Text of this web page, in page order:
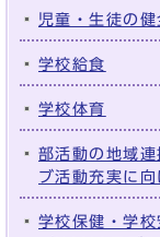
児童・生徒の健
学校給食
学校体育
部活動の地域連
ブ活動充実に
学校保健・学校